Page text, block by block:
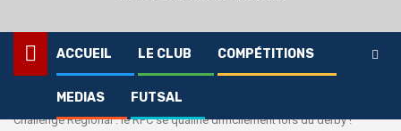
ACCUEIL LE CLUB COMPÉTITIONS
MEDIAS FUTSAL
Compétitions
Challenge Régional : le RFC se qualifie difficilement lors du derby !